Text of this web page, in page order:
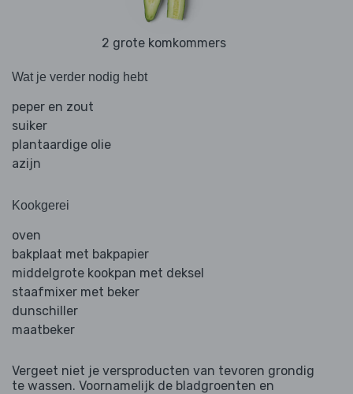
2 grote komkommers
Wat je verder nodig hebt
peper en zout
suiker
plantaardige olie
azijn
Kookgerei
oven
bakplaat met bakpapier
middelgrote kookpan met deksel
staafmixer met beker
dunschiller
maatbeker
Vergeet niet je versproducten van tevoren grondig
te wassen. Voornamelijk de bladgroenten en